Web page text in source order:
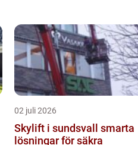
02 juli 2026
Skylift i sundsvall smarta
lösningar för säkra